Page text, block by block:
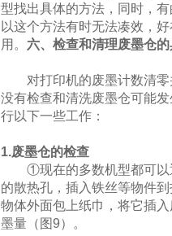
型找出具体的方法，同时，
以这个方法有时无法凑效，
用。 六、检查和清理废墨仓
对打印机的废墨计数清零
没有检查和清洗废墨仓可能
行以下一些工作：
1.废墨仓的检查
①现在的多数机型都可以
的散热孔，插入铁丝等物件
物体外面包上纸巾，将它插
墨量（图9）。